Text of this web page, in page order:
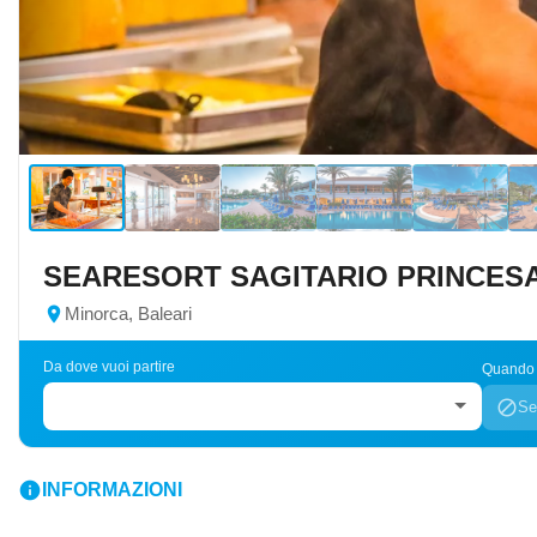
SEARESORT SAGITARIO
location_on Minorca, Baleari
Da dove vuoi partire
block
info INFORMAZIONI